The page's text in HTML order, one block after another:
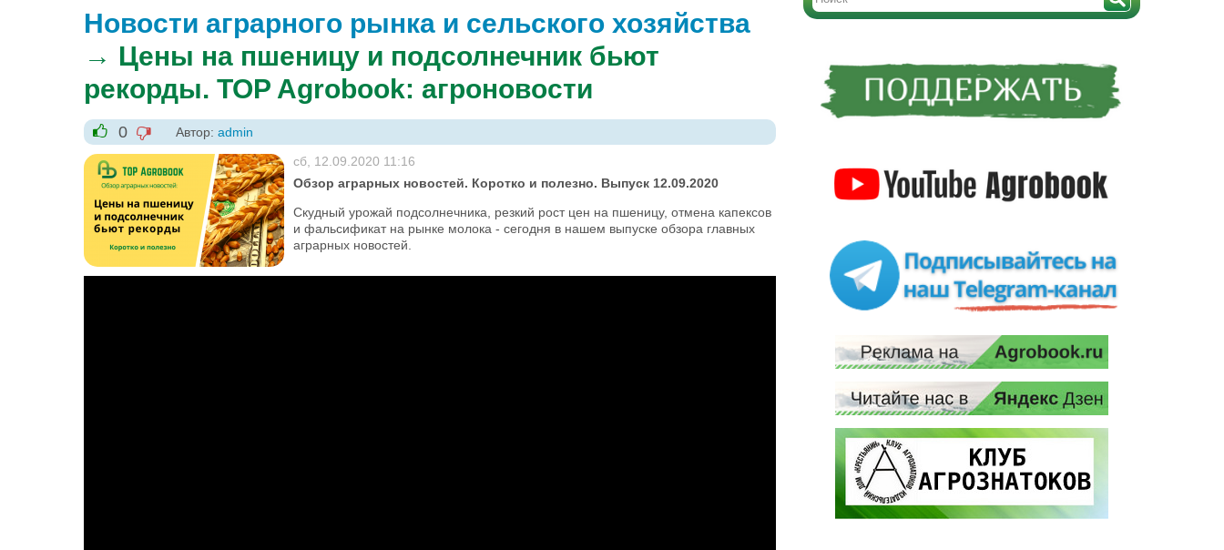
Новости аграрного рынка и сельского хозяйства
→ Цены на пшеницу и подсолнечник бьют
рекорды. TOP Agrobook: агроновости
+1
0
-1
Автор: admin
сб, 12.09.2020 11:16
Обзор аграрных новостей. Коротко и полезно. Выпуск 12.09.2020
Скудный урожай подсолнечника, резкий рост цен на пшеницу, отмена капексов
и фальсификат на рынке молока - сегодня в нашем выпуске обзора главных
аграрных новостей.
Цены на пшеницу и подсолнечник бьют рекорды. TOP Agrobook: обзор